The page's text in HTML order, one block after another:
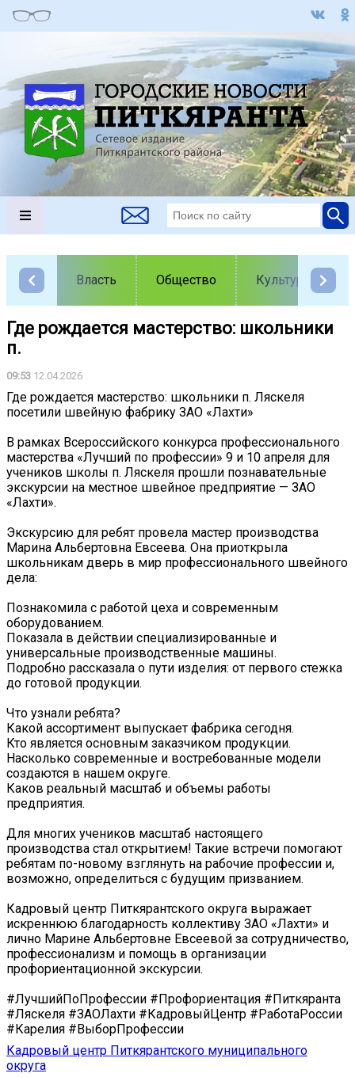
Власть Общество Культура
Где рождается мастерство: школьники
п.
09:53 12.04.2026
Где рождается мастерство: школьники п. Ляскеля
посетили швейную фабрику ЗАО «Лахти»
В рамках Всероссийского конкурса профессионального
мастерства «Лучший по профессии» 9 и 10 апреля для
учеников школы п. Ляскеля прошли познавательные
экскурсии на местное швейное предприятие — ЗАО
«Лахти».
Экскурсию для ребят провела мастер производства
Марина Альбертовна Евсеева. Она приоткрыла
школьникам дверь в мир профессионального швейного
дела:
Познакомила с работой цеха и современным
оборудованием.
Показала в действии специализированные и
универсальные производственные машины.
Подробно рассказала о пути изделия: от первого стежка
до готовой продукции.
Что узнали ребята?
Какой ассортимент выпускает фабрика сегодня.
Кто является основным заказчиком продукции.
Насколько современные и востребованные модели
создаются в нашем округе.
Каков реальный масштаб и объемы работы
предприятия.
Для многих учеников масштаб настоящего
производства стал открытием! Такие встречи помогают
ребятам по-новому взглянуть на рабочие профессии и,
возможно, определиться с будущим призванием.
Кадровый центр Питкярантского округа выражает
искреннюю благодарность коллективу ЗАО «Лахти» и
лично Марине Альбертовне Евсеевой за сотрудничество,
профессионализм и помощь в организации
профориентационной экскурсии.
#ЛучшийПоПрофессии #Профориентация #Питкяранта
#Ляскеля #ЗАОЛахти #КадровыйЦентр #РаботаРоссии
#Карелия #ВыборПрофессии
Кадровый центр Питкярантского муниципального
округа